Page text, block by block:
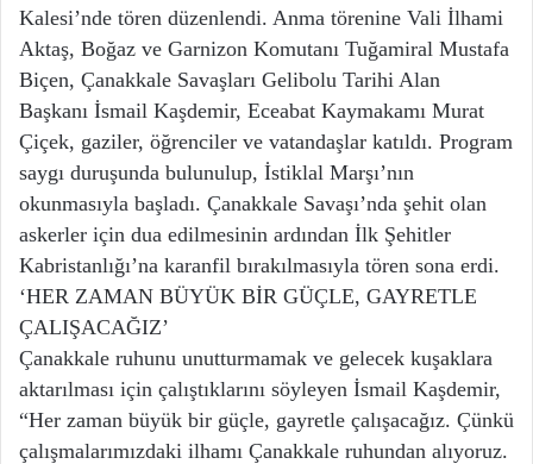
Kalesi’nde tören düzenlendi. Anma törenine Vali İlhami
Aktaş, Boğaz ve Garnizon Komutanı Tuğamiral Mustafa
Biçen, Çanakkale Savaşları Gelibolu Tarihi Alan
Başkanı İsmail Kaşdemir, Eceabat Kaymakamı Murat
Çiçek, gaziler, öğrenciler ve vatandaşlar katıldı. Program
saygı duruşunda bulunulup, İstiklal Marşı’nın
okunmasıyla başladı. Çanakkale Savaşı’nda şehit olan
askerler için dua edilmesinin ardından İlk Şehitler
Kabristanlığı’na karanfil bırakılmasıyla tören sona erdi.
‘HER ZAMAN BÜYÜK BİR GÜÇLE, GAYRETLE
ÇALIŞACAĞIZ’
Çanakkale ruhunu unutturmamak ve gelecek kuşaklara
aktarılması için çalıştıklarını söyleyen İsmail Kaşdemir,
“Her zaman büyük bir güçle, gayretle çalışacağız. Çünkü
çalışmalarımızdaki ilhamı Çanakkale ruhundan alıyoruz.